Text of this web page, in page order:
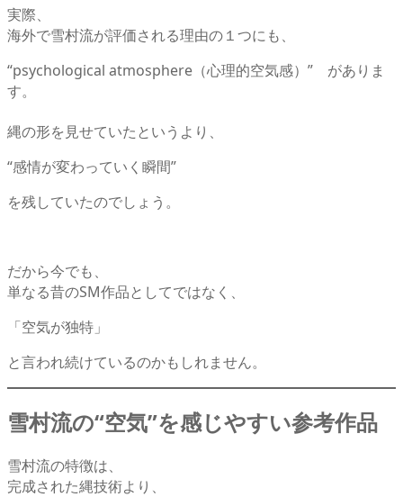
実際、
海外で雪村流が評価される理由の１つにも、
“psychological atmosphere（心理的空気感）” がありま
す。
縄の形を見せていたというより、
“感情が変わっていく瞬間”
を残していたのでしょう。
だから今でも、
単なる昔のSM作品としてではなく、
「空気が独特」
と言われ続けているのかもしれません。
雪村流の“空気”を感じやすい参考作品
雪村流の特徴は、
完成された縄技術より、